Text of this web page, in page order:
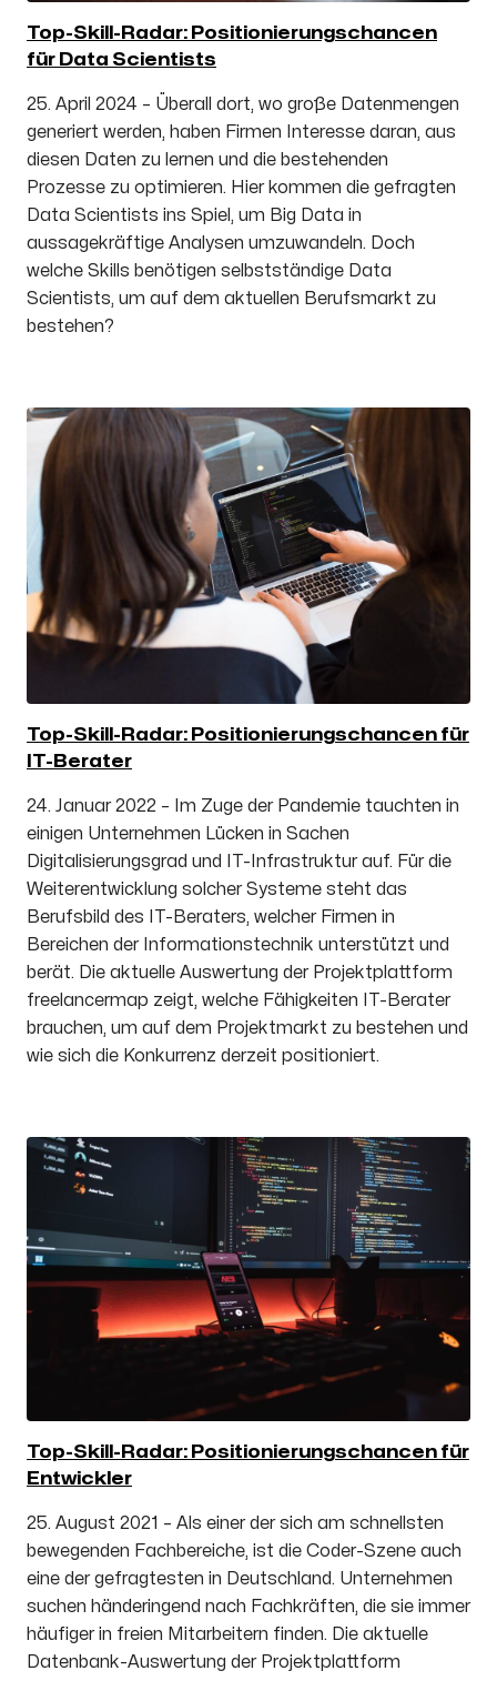
Top-Skill-Radar: Positionierungschancen
für Data Scientists
25. April 2024 – Überall dort, wo große Datenmengen
generiert werden, haben Firmen Interesse daran, aus
diesen Daten zu lernen und die bestehenden
Prozesse zu optimieren. Hier kommen die gefragten
Data Scientists ins Spiel, um Big Data in
aussagekräftige Analysen umzuwandeln. Doch
welche Skills benötigen selbstständige Data
Scientists, um auf dem aktuellen Berufsmarkt zu
bestehen?
Top-Skill-Radar: Positionierungschancen für
IT-Berater
24. Januar 2022 – Im Zuge der Pandemie tauchten in
einigen Unternehmen Lücken in Sachen
Digitalisierungsgrad und IT-Infrastruktur auf. Für die
Weiterentwicklung solcher Systeme steht das
Berufsbild des IT-Beraters, welcher Firmen in
Bereichen der Informationstechnik unterstützt und
berät. Die aktuelle Auswertung der Projektplattform
freelancermap zeigt, welche Fähigkeiten IT-Berater
brauchen, um auf dem Projektmarkt zu bestehen und
wie sich die Konkurrenz derzeit positioniert.
Top-Skill-Radar: Positionierungschancen für
Entwickler
25. August 2021 – Als einer der sich am schnellsten
bewegenden Fachbereiche, ist die Coder-Szene auch
eine der gefragtesten in Deutschland. Unternehmen
suchen händeringend nach Fachkräften, die sie immer
häufiger in freien Mitarbeitern finden. Die aktuelle
Datenbank-Auswertung der Projektplattform